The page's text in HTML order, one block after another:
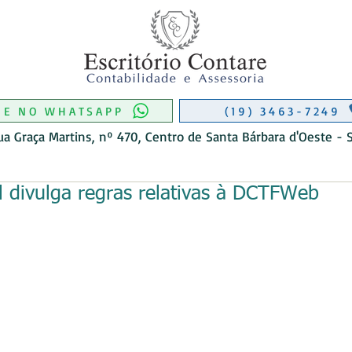
DE CONTABIL EM AMERICANA
CONTABILIDADE EM MONTE
CONTÁBIL EM MONTE MOR
CONTÁBIL EM MONTE MOR
EM MONTE MOR
CONTÁBIL EM MONTE MOR
NO WHATSAPP (19) 3463-7249
Graça Martins, nº 470, Centro de Santa Bárbara d'Oeste -
divulga regras relativas à DCTFWeb